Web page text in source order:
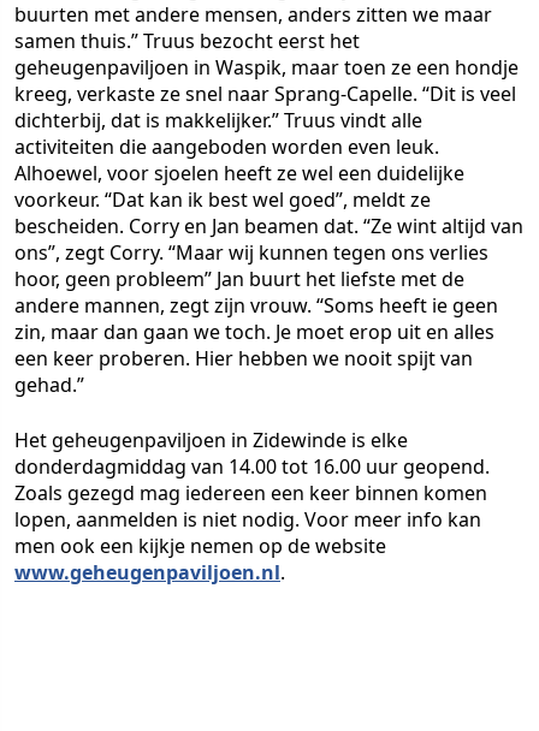
buurten met andere mensen, anders zitten we maar
samen thuis.” Truus bezocht eerst het
geheugenpaviljoen in Waspik, maar toen ze een hondje
kreeg, verkaste ze snel naar Sprang-Capelle. “Dit is veel
dichterbij, dat is makkelijker.” Truus vindt alle
activiteiten die aangeboden worden even leuk.
Alhoewel, voor sjoelen heeft ze wel een duidelijke
voorkeur. “Dat kan ik best wel goed”, meldt ze
bescheiden. Corry en Jan beamen dat. “Ze wint altijd van
ons”, zegt Corry. “Maar wij kunnen tegen ons verlies
hoor, geen probleem” Jan buurt het liefste met de
andere mannen, zegt zijn vrouw. “Soms heeft ie geen
zin, maar dan gaan we toch. Je moet erop uit en alles
een keer proberen. Hier hebben we nooit spijt van
gehad.”
Het geheugenpaviljoen in Zidewinde is elke
donderdagmiddag van 14.00 tot 16.00 uur geopend.
Zoals gezegd mag iedereen een keer binnen komen
lopen, aanmelden is niet nodig. Voor meer info kan
men ook een kijkje nemen op de website
www.geheugenpaviljoen.nl.